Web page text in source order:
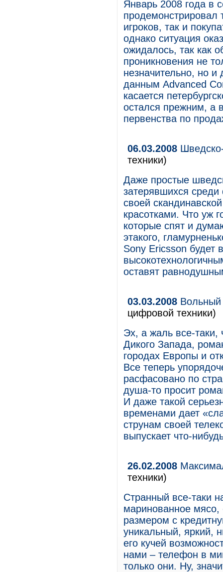
Январь 2008 года в
продемонстрировал
игроков, так и
однако ситуация
ожидалось, так как
проникновения не
незначительно, но и
данным Advanced
касается
остался прежним, а
первенства по
06.03.2008
техники)
Даже простые
затерявшихся
своей
красотками. Что уж
которые спят и
этакого,
Sony Ericsson будет
оставят
03.03.2008 Вольный
цифровой техники)
Эх, а жаль все-таки,
Дикого Запада,
городах Европы и
Все теперь
расфасовано по
душа-то просит
И даже такой
временами дает
струнам своей
выпускает что-
26.02.2008
техники)
Странный все-таки
маринованное
размером с
уникальный, яркий,
его кучей
нами – телефон в
только они. Ну,